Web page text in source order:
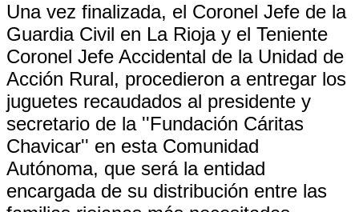
Una vez finalizada, el Coronel Jefe de la
Guardia Civil en La Rioja y el Teniente
Coronel Jefe Accidental de la Unidad de
Acción Rural, procedieron a entregar los
juguetes recaudados al presidente y
secretario de la ''Fundación Cáritas
Chavicar'' en esta Comunidad
Autónoma, que será la entidad
encargada de su distribución entre las